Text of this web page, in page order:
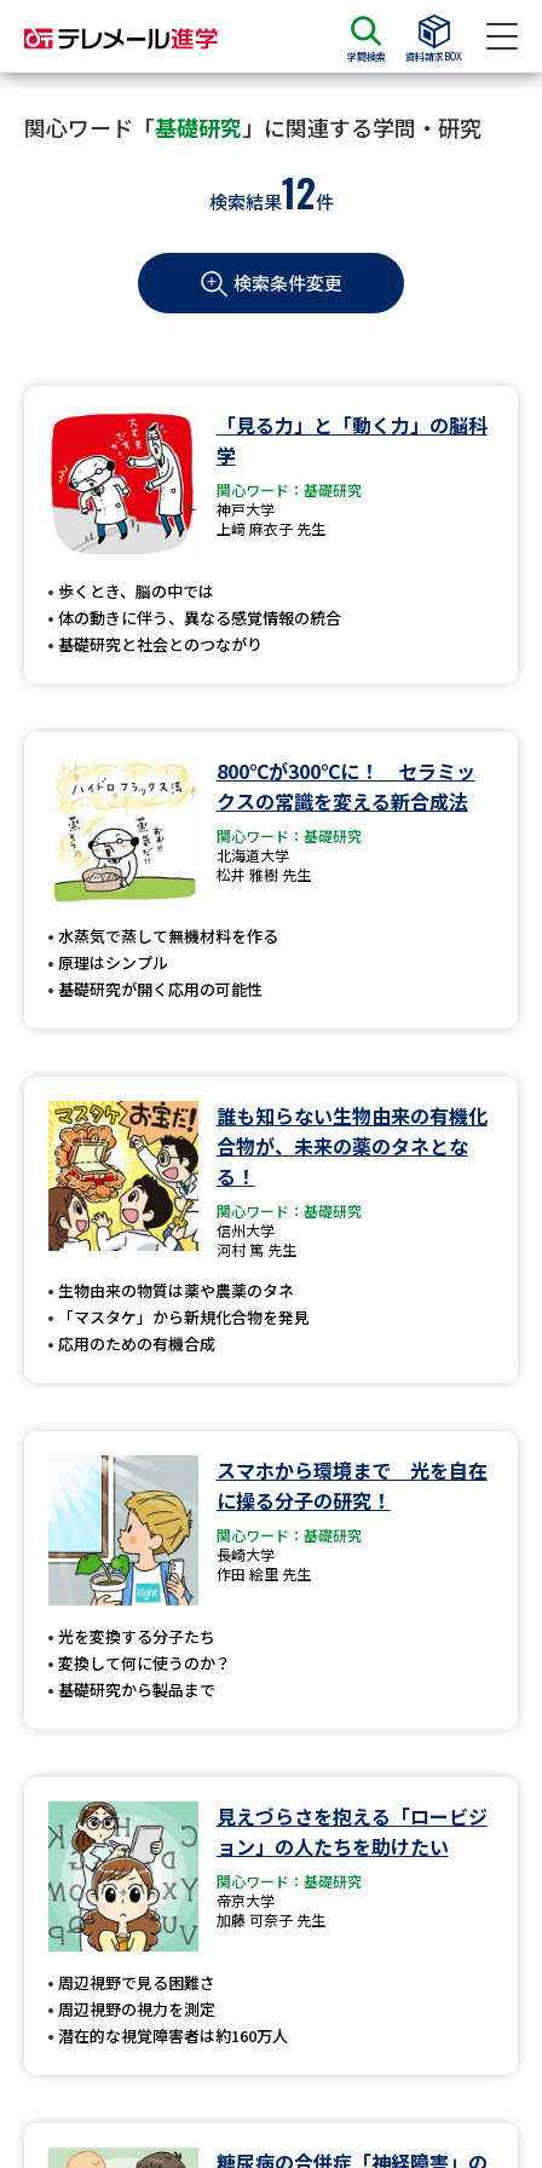
学問検索 資料請求BOX
資料請求 資料検索
大学・短大の資料種類から請求
学部・学科パンフ
過去問題集
大学・短大以外の資料から請求
専門学校の資料請求 大学院の資料請求
留学・進学関連、塾・予備校
内」の請求
高等学校（情報）教員資格認定
大学で学べる内容や特徴を調べる
データサイエンス特集 奨学金・特待生制度特集
デジタルパンフレット 進路の３択
新学年スタート号特集ページ
（高3生用）
新学年スタート号特集ページ
SELFBRAND特集ページ
オープンキャンパス検索 実施プログラムから探す
来場型・Web型イベント特集 夢ナビライブ
受験準備
先輩が入学を決めた理由 テレメール全国一斉進学調査
新生活お役立ちガイド
学問発見
関心ワード「基礎研究 」に関連する学問・研究
検索結果12件
検索条件変更
「見る力」と「動く力」の脳科
学
関心ワード：基礎研究
神戸大学
上﨑 麻衣子 先生
歩くとき、脳の中では
体の動きに伴う、異なる感覚情報の統合
基礎研究と社会とのつながり
800℃が300℃に！ セラミッ
クスの常識を変える新合成法
関心ワード：基礎研究
北海道大学
松井 雅樹 先生
水蒸気で蒸して無機材料を作る
原理はシンプル
基礎研究が開く応用の可能性
誰も知らない生物由来の有機化
合物が、未来の薬のタネとな
る！
関心ワード：基礎研究
信州大学
河村 篤 先生
生物由来の物質は薬や農薬のタネ
「マスタケ」から新規化合物を発見
応用のための有機合成
スマホから環境まで 光を自在
に操る分子の研究！
関心ワード：基礎研究
長崎大学
作田 絵里 先生
光を変換する分子たち
変換して何に使うのか？
基礎研究から製品まで
見えづらさを抱える「ロービジ
ョン」の人たちを助けたい
関心ワード：基礎研究
帝京大学
加藤 可奈子 先生
周辺視野で見る困難さ
周辺視野の視力を測定
潜在的な視覚障害者は約160万人
糖尿病の合併症「神経障害」の